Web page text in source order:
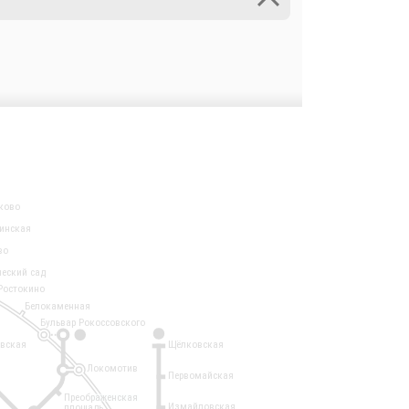
1
Локомотив
сад
Белокаменная
Щёлковская
Первомайская
Измайловская
Бульвар Рокоссовского
Преображенская